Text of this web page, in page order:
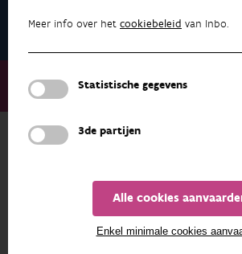
Meer info over het cookiebeleid van Inbo.
Statistische gegevens
3de partijen
Alle cookies
Enkel minimale cookies
Publicaties
Publicaties